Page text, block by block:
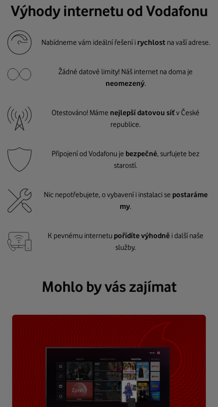
Výhody internetu od Vodafonu
Nabídneme vám ideální řešení i rychlost na vaší adrese.
Žádné datové limity! Náš internet na doma je
neomezený.
Otestováno! Máme nejlepší datovou síťv České
republice.
Připojení od Vodafonu je bezpečné, surfujete bez
starostí.
Nic nepotřebujete, o vybavení i instalaci se postaráme
my.
K pevnému internetu pořídíte výhodně i další naše
služby.
Mohlo by vás zajímat